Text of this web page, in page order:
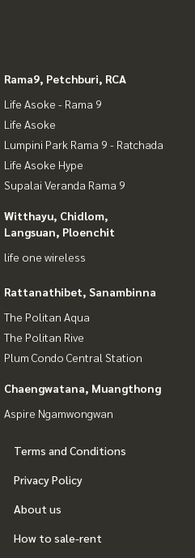
Rama9, Petchburi, RCA
Life Asoke - Rama 9
Life Asoke
Lumpini Park Rama 9 - Ratchada
Life Asoke Hype
Supalai Veranda Rama 9
Witthayu, Chidlom,
Langsuan, Ploenchit
life one wireless
Rattanathibet, Sanambinna
The Politan Aqua
The Politan Rive
Plum Condo Central Station
Chaengwatana, Muangthong
Aspire Ngamwongwan
Terms and Conditions
Privacy Policy
About us
How to sale-rent